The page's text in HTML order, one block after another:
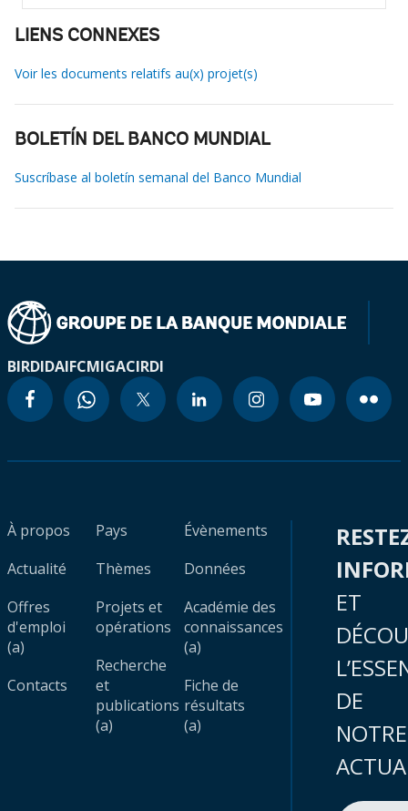
LIENS CONNEXES
Voir les documents relatifs au(x) projet(s)
BOLETÍN DEL BANCO MUNDIAL
Suscríbase al boletín semanal del Banco Mundial
BIRDIDAIFCMIGACIRDI
À propos
Actualité
Offres
d'emploi
(a)
Contacts
Pays
Thèmes
Projets et
opérations
Recherche
et
publications
(a)
Évènements
Données
Académie des
connaissances
(a)
Fiche de
résultats
(a)
ET
DE
NOTRE